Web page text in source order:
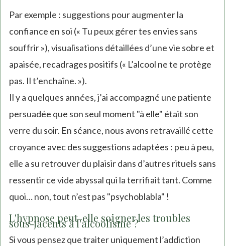
Par exemple : suggestions pour augmenter la
confiance en soi (« Tu peux gérer tes envies sans
souffrir »), visualisations détaillées d’une vie sobre et
apaisée, recadrages positifs (« L’alcool ne te protège
pas. Il t’enchaîne. »).
Il y a quelques années, j’ai accompagné une patiente
persuadée que son seul moment "à elle" était son
verre du soir. En séance, nous avons retravaillé cette
croyance avec des suggestions adaptées : peu à peu,
elle a su retrouver du plaisir dans d’autres rituels sans
ressentir ce vide abyssal qui la terrifiait tant. Comme
quoi… non, tout n’est pas "psychoblabla" !
L'hypnose peut-elle soigner les troubles
sous-jacents à l'alcoolisme ?
Si vous pensez que traiter uniquement l’addiction